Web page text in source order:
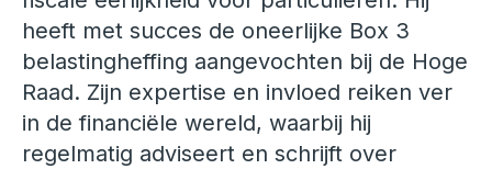
heeft met succes de oneerlijke Box 3
belastingheffing aangevochten bij de Hoge
Raad. Zijn expertise en invloed reiken ver
in de financiële wereld, waarbij hij
regelmatig adviseert en schrijft over